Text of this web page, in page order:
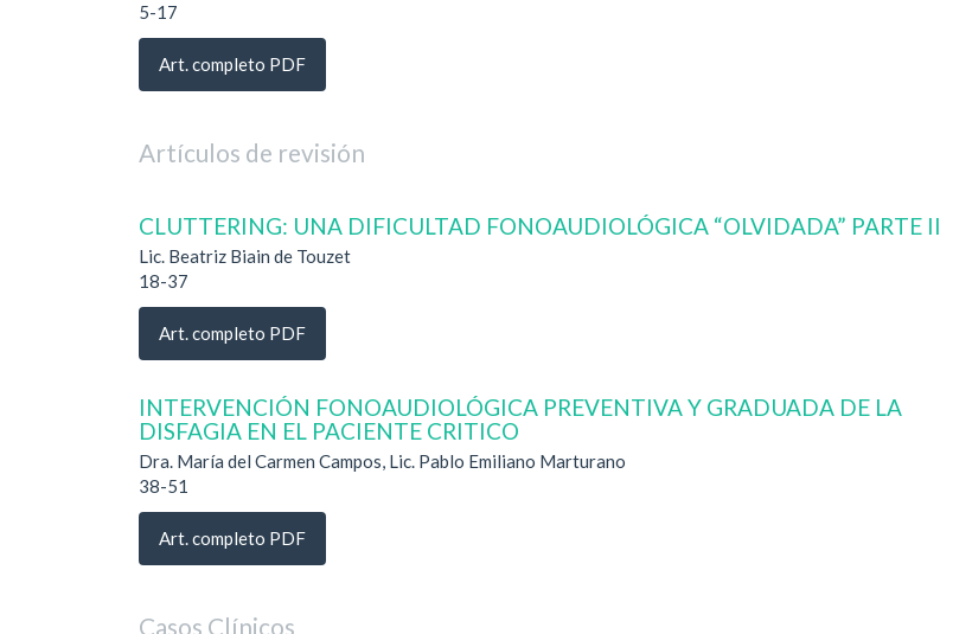
5-17
Art. completo PDF
Artículos de revisión
CLUTTERING: UNA DIFICULTAD FONOAUDIOLÓGICA “OLVIDADA” PARTE II
Lic. Beatriz Biain de Touzet
18-37
Art. completo PDF
INTERVENCIÓN FONOAUDIOLÓGICA PREVENTIVA Y GRADUADA DE LA
DISFAGIA EN EL PACIENTE CRITICO
Dra. María del Carmen Campos, Lic. Pablo Emiliano Marturano
38-51
Art. completo PDF
Casos Clínicos